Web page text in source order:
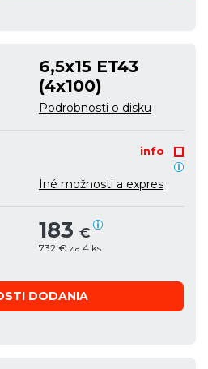
6,5x15 ET43
(4x100)
Podrobnosti o disku
info
Iné možnosti a expres
183 €
732 € za 4 ks
DODANIA